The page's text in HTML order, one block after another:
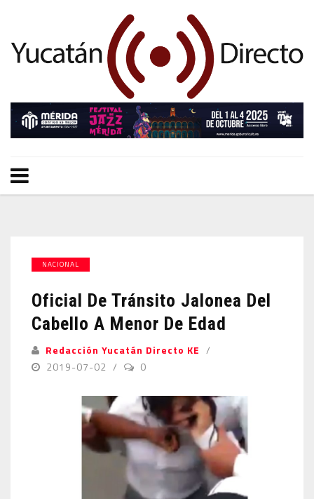
NACIONAL
Oficial De Tránsito Jalonea Del
Cabello A Menor De Edad
Redacción Yucatán Directo KE
2019-07-02
0